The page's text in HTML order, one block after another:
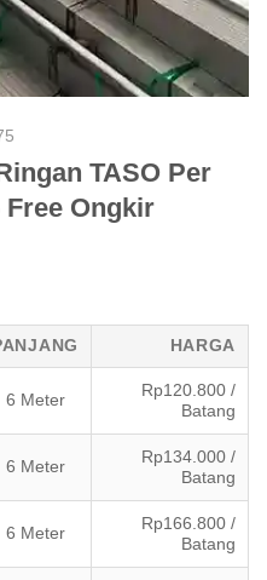
TASO Per
Free Ongkir
HARGA
6 Meter
Rp120.800 /
Batang
6 Meter
Rp134.000 /
Batang
6 Meter
Rp166.800 /
Batang